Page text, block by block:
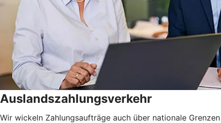
Auslandszahlungsverkehr
Wir wickeln Zahlungsaufträge auch über nationale Grenzen